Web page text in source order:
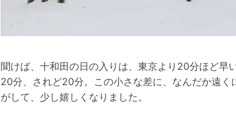
聞けば、十和田の日の入りは、東京より20分ほど早
20分、されど20分。この小さな差に、なんだか遠く
がして、少し嬉しくなりました。